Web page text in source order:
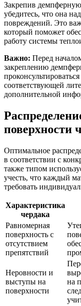
Закрепив
убедитесь, что она
повреждений. Это
который поможет
работу системы
Важно: Перед
закреплению
соответствующей
дополнительной
поверхности
Оптимальное
в соответствии с
также типом
учесть, что каждый
требовать
Характеристика
чердака
Равномерная
поверхность с
отсутствием
препятствий
Неровности и
выступы на
поверхности
на